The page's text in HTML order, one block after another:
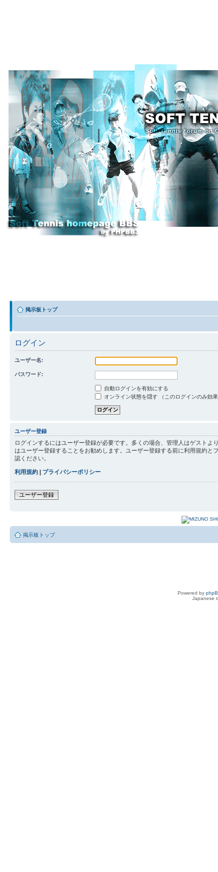
掲示板トップ
ログイン
ユーザー名:
パスワード:
自動ログインを有効にする
オンライン状態を隠す （このログインのみ効
ユーザー登録
ログインするにはユーザー登録が必要です。多くの場合、管理人はゲスト
はユーザー登録することをお勧めします。ユーザー登録する前に利用規約
認ください。
利用規約 | プライバシーポリシー
ユーザー登録
掲示板トップ
Powered by
Japanese